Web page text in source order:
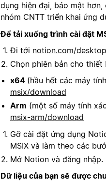
dụng hiện đại, bảo mật
nhóm CNTT triển khai ứng
Để tải xuống trình cài đặt
Đi tới notion.com/desktop
Chọn phiên bản cho thiết
x64 (hầu hết các máy
msix/download
Arm (một số máy tính
msix-arm/download
Gỡ cài đặt ứng dụng
MSIX và làm theo các
Mở Notion và đăng nhập.
Dữ liệu của bạn sẽ được